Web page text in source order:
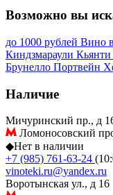
Возможно вы
до 1000 рублей Вино
Киндзмараули Кьянти
Брунелло Портвейн
Наличие
Мичуринский пр., д
Ломоносовский
◆Нет в наличии
+7 (985) 761-63-24
vinoteki.ru@yandex.ru
Воротынская ул., д 16